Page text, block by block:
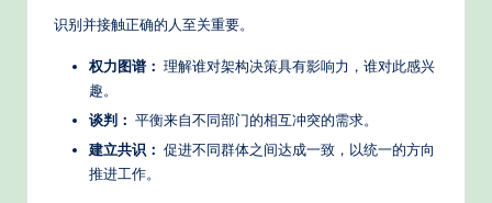
识别并接触正确的人至关重要。
权力图谱： 理解谁对架构决策具有影响力，谁对此感兴
趣。
谈判： 平衡来自不同部门的相互冲突的需求。
建立共识： 促进不同群体之间达成一致，以统一的方向
推进工作。